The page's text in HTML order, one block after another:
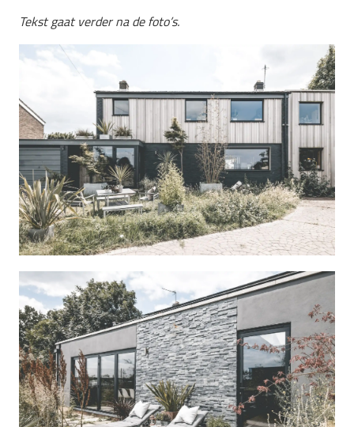
Tekst gaat verder na de foto’s.